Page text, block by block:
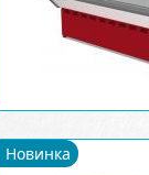
Новинка